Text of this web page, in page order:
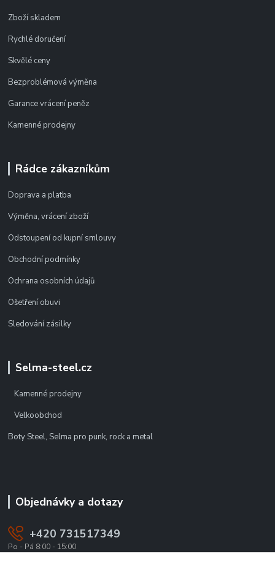
Zboží skladem
Rychlé doručení
Skvělé ceny
Bezproblémová výměna
Garance vrácení peněz
Kamenné prodejny
Rádce zákazníkům
Doprava a platba
Výměna, vrácení zboží
Odstoupení od kupní smlouvy
Obchodní podmínky
Ochrana osobních údajů
Ošetření obuvi
Sledování zásilky
Selma-steel.cz
Kamenné prodejny
Velkoobchod
Boty Steel, Selma pro punk, rock a metal
Objednávky a dotazy
+420 731517349
Po - Pá 8:00 - 15:00